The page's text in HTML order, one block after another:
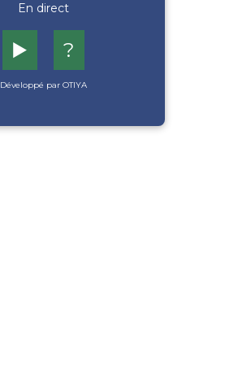
En direct
▶️ ?
Développé par OTIYA